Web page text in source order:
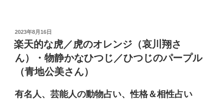
投
稿
日:
2023年8月16日
楽天的な虎／虎のオレンジ（哀川翔さ
ん）・物静かなひつじ／ひつじのパープル
（青地公美さん）
有名人、芸能人の動物占い、性格＆相性占い